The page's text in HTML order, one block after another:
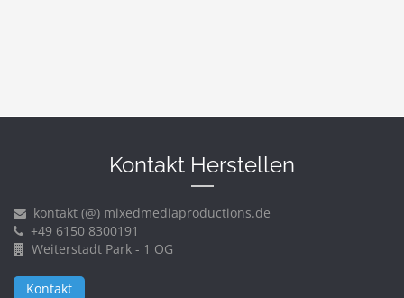
Kontakt Herstellen
kontakt (@) mixedmediaproductions.de
+49 6150 8300191
Weiterstadt Park - 1 OG
Kontakt